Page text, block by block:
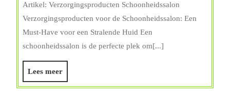
Verzorgingsproducten
voor
een
in
Artikel: Verzorgingsproducten Schoonheidssalon
Verzorgingsproducten voor de Schoonheidssalon: Een
Must-Have voor een Stralende Huid Een
schoonheidssalon is de perfecte plek om[...]
Lees meerLees
meer